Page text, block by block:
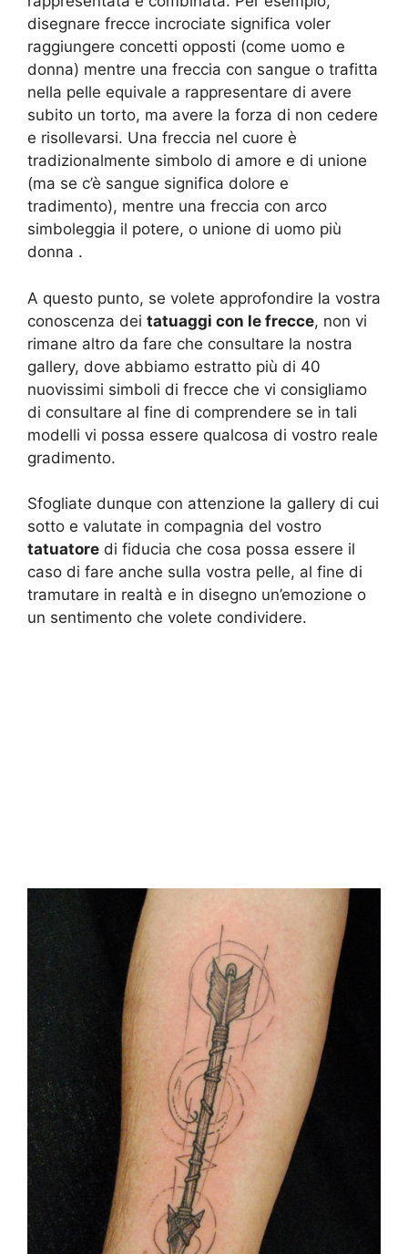
disegnare frecce incrociate significa voler
raggiungere concetti opposti (come uomo e
donna) mentre una freccia con sangue o trafitta
nella pelle equivale a rappresentare di avere
subito un torto, ma avere la forza di non cedere
e risollevarsi. Una freccia nel cuore è
tradizionalmente simbolo di amore e di unione
(ma se c’è sangue significa dolore e
tradimento), mentre una freccia con arco
simboleggia il potere, o unione di uomo più
donna .
A questo punto, se volete approfondire la vostra
conoscenza dei tatuaggi con le frecce, non vi
rimane altro da fare che consultare la nostra
gallery, dove abbiamo estratto più di 40
nuovissimi simboli di frecce che vi consigliamo
di consultare al fine di comprendere se in tali
modelli vi possa essere qualcosa di vostro reale
gradimento.
Sfogliate dunque con attenzione la gallery di cui
sotto e valutate in compagnia del vostro
tatuatore di fiducia che cosa possa essere il
caso di fare anche sulla vostra pelle, al fine di
tramutare in realtà e in disegno un’emozione o
un sentimento che volete condividere.